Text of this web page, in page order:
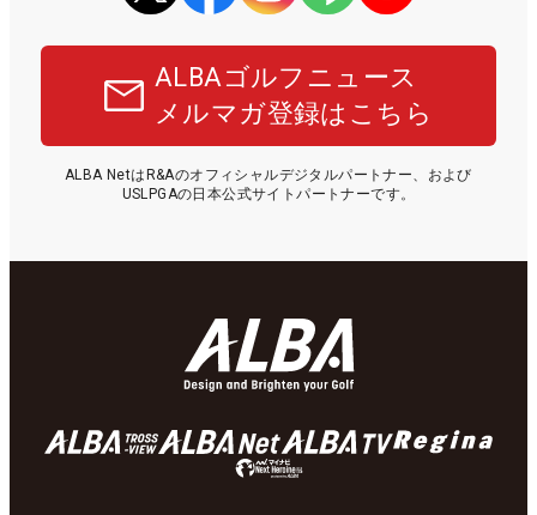
ALBAゴルフニュース
メルマガ登録はこちら
ALBA NetはR&Aのオフィシャルデジタルパートナー、および
USLPGAの日本公式サイトパートナーです。